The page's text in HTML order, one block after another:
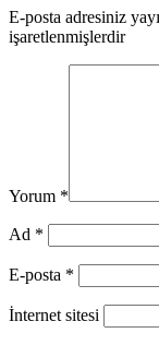
E-posta adresiniz
işaretlenmişlerdir
Yorum *
Ad *
E-posta *
İnternet sitesi